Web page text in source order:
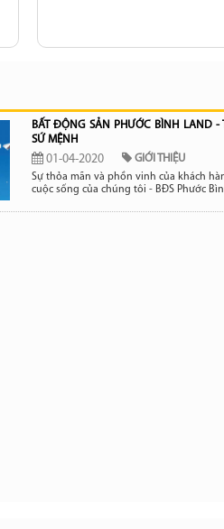
BẤT ĐỘNG SẢN PHƯỚC BÌNH LAND -
SỨ MỆNH
01-04-2020 GIỚI THIỆU
Sự thỏa mãn và phồn vinh của khách
cuộc sống của chúng tôi - BĐS Phước